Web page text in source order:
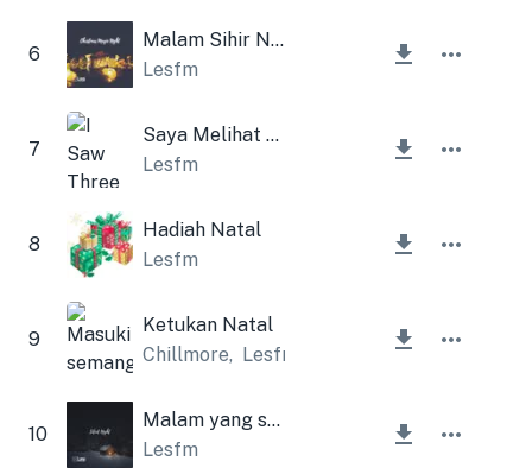
6
Malam Sihir Natal
Lesfm
7
Saya Melihat Tiga Kapal (Lonceng Natal)
Lesfm
8
Hadiah Natal
Lesfm
9
Ketukan Natal
Chillmore, Lesfm
10
Malam yang sunyi
Lesfm